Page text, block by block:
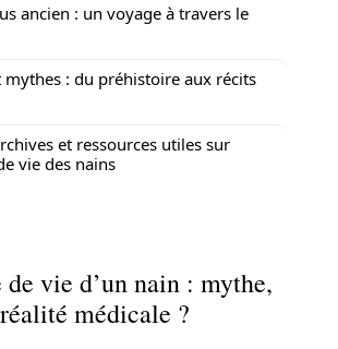
ancien : un voyage à travers le
mythes : du préhistoire aux récits
et ressources utiles sur
vie des nains
de vie d’un nain : mythe,
médicale ?